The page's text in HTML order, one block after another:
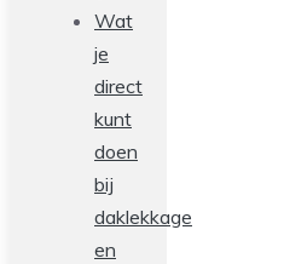
Wat
je
direct
kunt
doen
bij
daklekkage
en